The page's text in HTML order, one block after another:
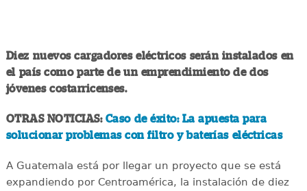
Diez nuevos cargadores eléctricos serán instalados en
el país como parte de un emprendimiento de dos
jóvenes costarricenses.
OTRAS NOTICIAS: Caso de éxito: La apuesta para
solucionar problemas con filtro y baterías eléctricas
A Guatemala está por llegar un proyecto que se está
expandiendo por Centroamérica, la instalación de diez